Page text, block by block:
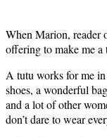
When Marion, reader
offering to make me
A tutu works for me
shoes, a wonderful
and a lot of other
don’t dare to wear